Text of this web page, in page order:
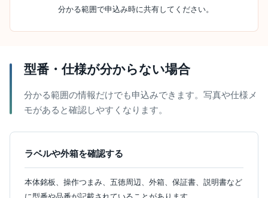
分かる範囲で申込み時に共有してください。
型番・仕様が分からない場合
分かる範囲の情報だけでも申込みできます。写真や仕様メ
モがあると確認しやすくなります。
ラベルや外箱を確認する
本体銘板、操作つまみ、五徳周辺、外箱、保証書、説明書など